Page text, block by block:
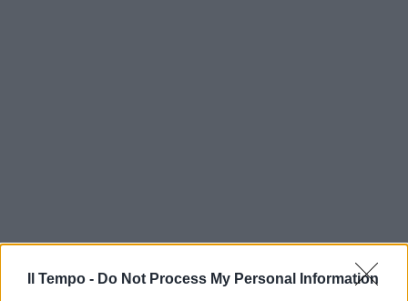
Il Tempo - Do Not Process My Personal Information
In evidenza